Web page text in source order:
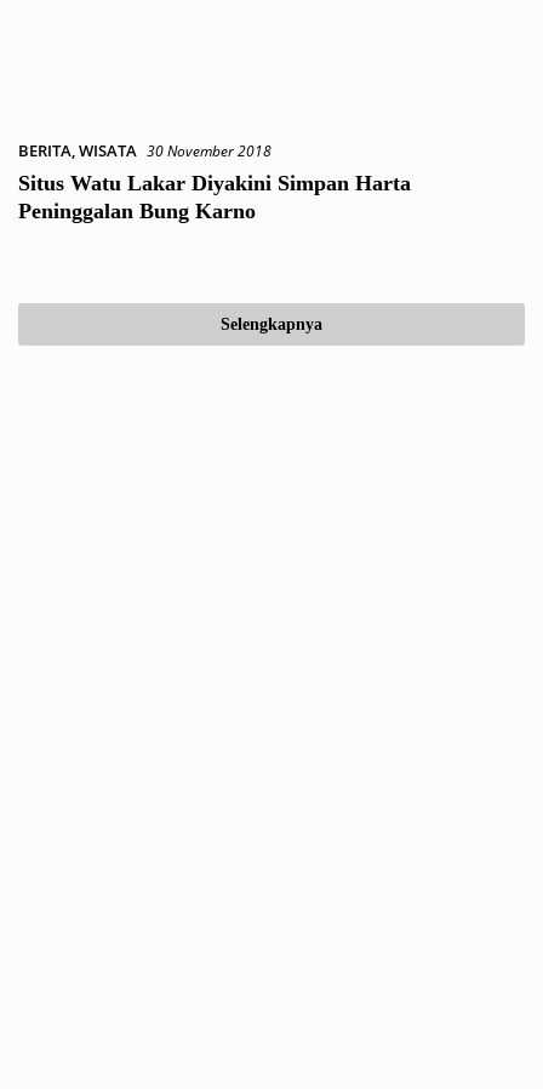
BERITA,WISATA 30 November 2018
Situs Watu Lakar Diyakini Simpan Harta
Peninggalan Bung Karno
Selengkapnya